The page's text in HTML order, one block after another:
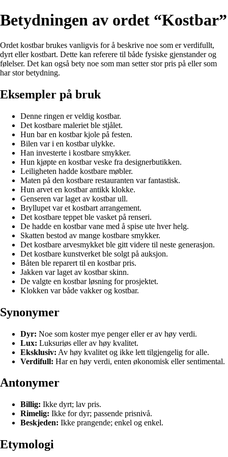
Betydningen av ordet “Kostbar”
Ordet kostbar brukes vanligvis for å beskrive noe som er verdifullt,
dyrt eller kostbart. Dette kan referere til både fysiske gjenstander og
følelser. Det kan også bety noe som man setter stor pris på eller som
har stor betydning.
Eksempler på bruk
Denne ringen er veldig kostbar.
Det kostbare maleriet ble stjålet.
Hun bar en kostbar kjole på festen.
Bilen var i en kostbar ulykke.
Han investerte i kostbare smykker.
Hun kjøpte en kostbar veske fra designerbutikken.
Leiligheten hadde kostbare møbler.
Maten på den kostbare restauranten var fantastisk.
Hun arvet en kostbar antikk klokke.
Genseren var laget av kostbar ull.
Bryllupet var et kostbart arrangement.
Det kostbare teppet ble vasket på renseri.
De hadde en kostbar vane med å spise ute hver helg.
Skatten bestod av mange kostbare smykker.
Det kostbare arvesmykket ble gitt videre til neste generasjon.
Det kostbare kunstverket ble solgt på auksjon.
Båten ble reparert til en kostbar pris.
Jakken var laget av kostbar skinn.
De valgte en kostbar løsning for prosjektet.
Klokken var både vakker og kostbar.
Synonymer
Dyr: Noe som koster mye penger eller er av høy verdi.
Lux: Luksuriøs eller av høy kvalitet.
Eksklusiv: Av høy kvalitet og ikke lett tilgjengelig for alle.
Verdifull: Har en høy verdi, enten økonomisk eller sentimental.
Antonymer
Billig: Ikke dyrt; lav pris.
Rimelig: Ikke for dyr; passende prisnivå.
Beskjeden: Ikke prangende; enkel og enkel.
Etymologi